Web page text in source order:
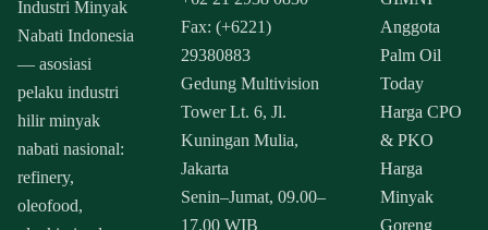
Industri Minyak
Nabati Indonesia
— asosiasi
pelaku industri
hilir minyak
nabati nasional:
refinery,
oleofood,
Fax: (+6221)
29380883
Gedung Multivision
Tower Lt. 6, Jl.
Kuningan Mulia,
Jakarta
Senin–Jumat, 09.00–
17.00 WIB
Anggota
Palm Oil
Today
Harga CPO
& PKO
Harga
Minyak
Goreng